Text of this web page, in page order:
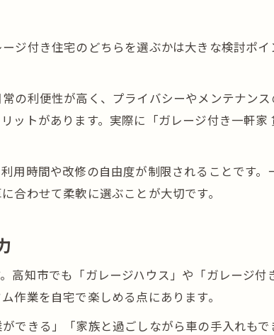
ジ付き住宅のどちらを選ぶかは大きな検討ポ
の利便性が高く、プライバシーやメンテナン
ットがあります。実際に「ガレージ付き一軒
用時間や改修の自由度が制限されることです
合わせて柔軟に選ぶことが大切です。
高知市でも「ガレージハウス」や「ガレージ
作業を自宅で楽しめる点にあります。
できる」「家族と過ごしながら車の手入れも